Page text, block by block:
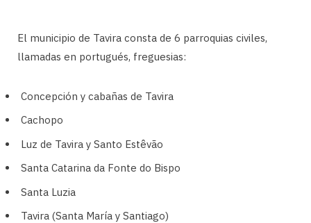
El municipio de Tavira consta de 6 parroquias civiles,
llamadas en portugués, freguesias:
Concepción y cabañas de Tavira
Cachopo
Luz de Tavira y Santo Estêvão
Santa Catarina da Fonte do Bispo
Santa Luzia
Tavira (Santa María y Santiago)